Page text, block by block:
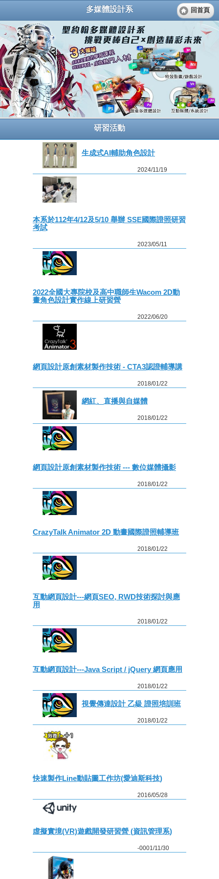
多媒體設計系 回首頁
研習活動
生成式AI輔助角色設計
2024/11/19
本系於112年4/12及5/10 舉辦 SSE國際證照研習
考試
2023/05/11
2022全國大專院校及高中職師生Wacom 2D動
畫角色設計實作線上研習營
2022/06/20
網頁設計原創素材製作技術 - CTA3認證輔導講
2018/01/22
網紅、直播與自媒體
2018/01/22
網頁設計原創素材製作技術 --- 數位媒體攝影
2018/01/22
CrazyTalk Animator 2D 動畫國際證照輔導班
2018/01/22
互動網頁設計---網頁SEO, RWD技術探討與應
用
2018/01/22
互動網頁設計---Java Script / jQuery 網頁應用
2018/01/22
視覺傳達設計 乙級 證照培訓班
2018/01/22
快速製作Line動貼圖工作坊(愛迪斯科技)
2016/05/28
虛擬實境(VR)遊戲開發研習營 (資訊管理系)
-0001/11/30